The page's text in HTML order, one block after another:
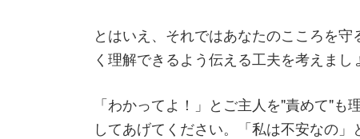
とはいえ、それではあなたのこころを
く理解できるよう伝える工夫を考えまし
「わかってよ！」とご主人を"責めて"
してあげてください。「私は不安なの